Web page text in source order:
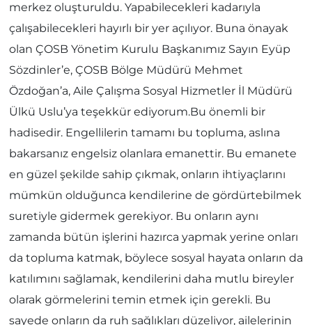
merkez oluşturuldu. Yapabilecekleri kadarıyla
çalışabilecekleri hayırlı bir yer açılıyor. Buna önayak
olan ÇOSB Yönetim Kurulu Başkanımız Sayın Eyüp
Sözdinler’e, ÇOSB Bölge Müdürü Mehmet
Özdoğan’a, Aile Çalışma Sosyal Hizmetler İl Müdürü
Ülkü Uslu’ya teşekkür ediyorum.Bu önemli bir
hadisedir. Engellilerin tamamı bu topluma, aslına
bakarsanız engelsiz olanlara emanettir. Bu emanete
en güzel şekilde sahip çıkmak, onların ihtiyaçlarını
mümkün olduğunca kendilerine de gördürtebilmek
suretiyle gidermek gerekiyor. Bu onların aynı
zamanda bütün işlerini hazırca yapmak yerine onları
da topluma katmak, böylece sosyal hayata onların da
katılımını sağlamak, kendilerini daha mutlu bireyler
olarak görmelerini temin etmek için gerekli. Bu
sayede onların da ruh sağlıkları düzeliyor, ailelerinin